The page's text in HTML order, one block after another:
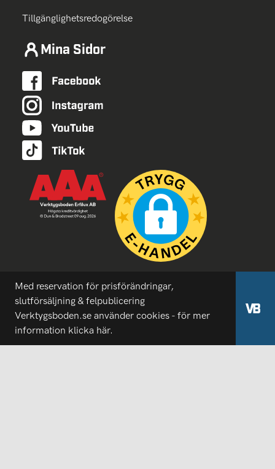
Tillgänglighetsredogörelse
Mina Sidor
Med reservation för prisförändringar,
slutförsäljning & felpublicering
Verktygsboden.se använder cookies - för mer
information klicka här.